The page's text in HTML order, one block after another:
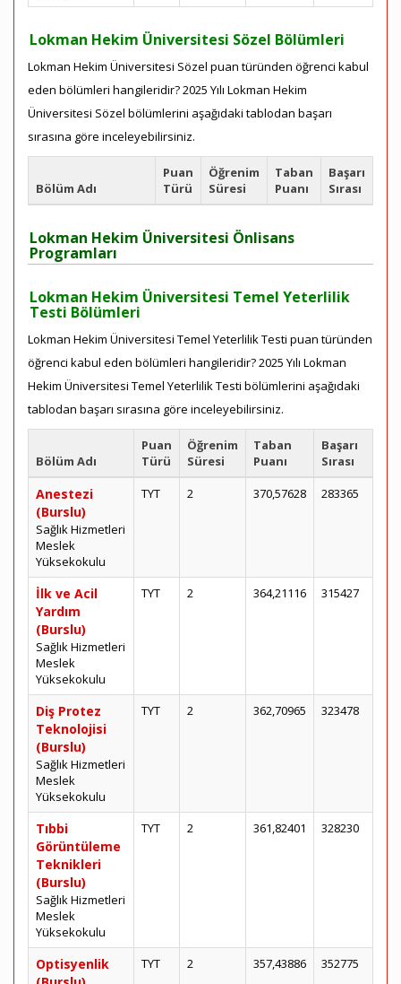
Lokman Hekim Üniversitesi Sözel Bölümleri
Lokman Hekim Üniversitesi Sözel puan türünden öğrenci kabul
eden bölümleri hangileridir? 2025 Yılı Lokman Hekim
Üniversitesi Sözel bölümlerini aşağıdaki tablodan başarı
sırasına göre inceleyebilirsiniz.
Bölüm Adı
Puan
Türü
Öğrenim
Süresi
Taban
Puanı
Başarı
Sırası
Lokman Hekim Üniversitesi Önlisans
Programları
Lokman Hekim Üniversitesi Temel Yeterlilik
Testi Bölümleri
Lokman Hekim Üniversitesi Temel Yeterlilik Testi puan türünden
öğrenci kabul eden bölümleri hangileridir? 2025 Yılı Lokman
Hekim Üniversitesi Temel Yeterlilik Testi bölümlerini aşağıdaki
tablodan başarı sırasına göre inceleyebilirsiniz.
Bölüm Adı
Puan
Türü
Öğrenim
Süresi
Taban
Puanı
Başarı
Sırası
Anestezi
(Burslu)
Sağlık Hizmetleri
Meslek
Yüksekokulu
TYT 2 370,57628 283365
İlk ve Acil
Yardım
(Burslu)
Sağlık Hizmetleri
Meslek
Yüksekokulu
TYT 2 364,21116 315427
Diş Protez
Teknolojisi
(Burslu)
Sağlık Hizmetleri
Meslek
Yüksekokulu
TYT 2 362,70965 323478
Tıbbi
Görüntüleme
Teknikleri
(Burslu)
Sağlık Hizmetleri
Meslek
Yüksekokulu
TYT 2 361,82401 328230
Optisyenlik
TYT 2 357,43886 352775